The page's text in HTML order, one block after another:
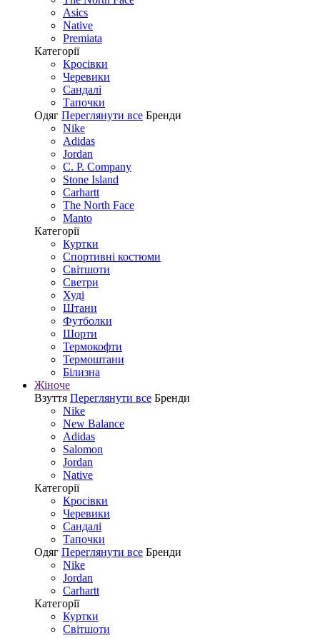
Asics
Native
Premiata
Категорії
Кросівки
Черевики
Сандалі
Tапочки
Одяг Переглянути все Бренди
Nike
Adidas
Jordan
C. P. Company
Stone Island
Carhartt
The North Face
Manto
Категорії
Куртки
Спортивні костюми
Світшоти
Светри
Худі
Штани
Футболки
Шорти
Термокофти
Термоштани
Білизна
Жіноче
Взуття Переглянути все Бренди
Nike
New Balance
Adidas
Salomon
Jordan
Native
Категорії
Кросівки
Черевики
Сандалі
Tапочки
Одяг Переглянути все Бренди
Nike
Jordan
Carhartt
Категорії
Куртки
Світшоти